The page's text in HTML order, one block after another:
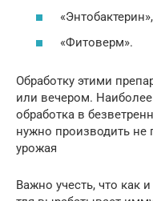
«Энтобактерин»,
«Фитоверм».
Обработку этими
или вечером.
обработка в
нужно производить не
урожая
Важно учесть, что как